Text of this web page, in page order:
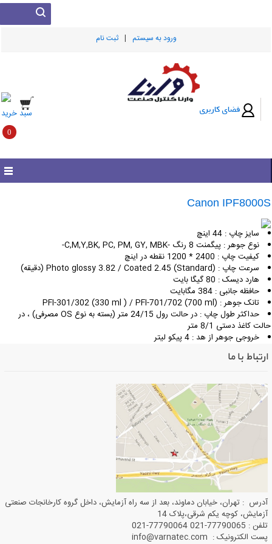
ورود به سيستم| ثبت نام
فضای کاربری سبد خرید
0
Canon IPF8000S
سایز چاپ : 44 اینچ
نوع جوهر : پیگمنت 8 رنگ -C,M,Y,BK, PC, PM, GY, MBK-
کیفیت چاپ : 2400 * 1200 نقطه در اینچ
سرعت چاپ : Photo glossy 3.82 / Coated 2.45 (Standard) (دقیقه)
هارد دیسک : 80 گیگا بایت
حافظه جانبی : 384 مگابایت
تانک جوهر : PFI-301/302 (330 ml ) / PFI-701/702 (700 ml)
حداکثر طول چاپ :
در حالت رول 24/15 متر (بسته به نوع OS مصرفی) ، در
حالت کاغذ دستی 8/1 متر
خروجی جوهر از هد : 4 پیکو لیتر
ارتباط با ما
آدرس : تهران، خیابان دماوند، بعد از سه راه آزمایش، داخل گروه کارخانجات صنعتی
آزمایش، کوچه یکم شرقی،پلاک 14
تلفن : 77790065-021 77790064-021
پست الکترونیک : info@varnatec.com